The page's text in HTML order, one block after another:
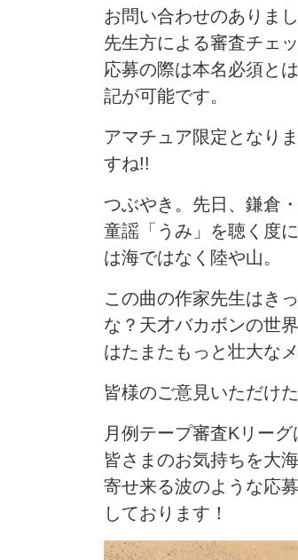
お問い合わせのありま
先生方による審査チェ
応募の際は本名必須と
記が可能です。
アマチュア限定となり
すね!!
つぶやき。先日、鎌倉
童謡「うみ」を聴く度
は海ではなく陸や山。
この曲の作家先生はき
な？天才バカボンの世
はたまたもっと壮大な
皆様のご意見いただけ
月例テープ審査Kリーグ
皆さまのお気持ちを大
寄せ来る波のような応
しております！